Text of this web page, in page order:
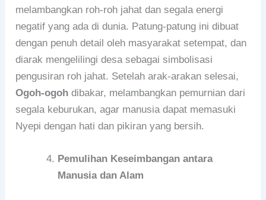
melambangkan roh-roh jahat dan segala energi
negatif yang ada di dunia. Patung-patung ini dibuat
dengan penuh detail oleh masyarakat setempat, dan
diarak mengelilingi desa sebagai simbolisasi
pengusiran roh jahat. Setelah arak-arakan selesai,
Ogoh-ogoh dibakar, melambangkan pemurnian dari
segala keburukan, agar manusia dapat memasuki
Nyepi dengan hati dan pikiran yang bersih.
Pemulihan Keseimbangan antara
Manusia dan Alam